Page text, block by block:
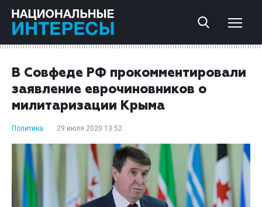
В Совфеде РФ прокомментировали
заявление еврочиновников о
милитаризации Крыма
Политика 29 июля 2020 13:52